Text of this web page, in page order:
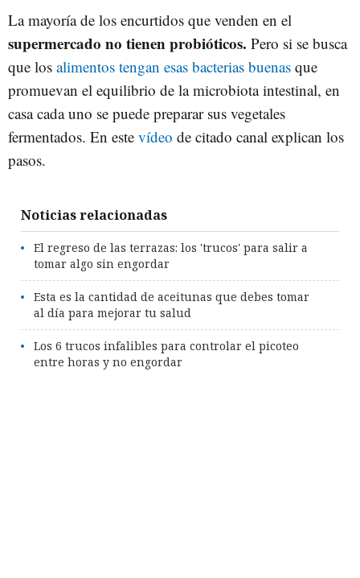
La mayoría de los encurtidos que venden en el
supermercado no tienen probióticos. Pero si se busca
que los alimentos tengan esas bacterias buenas que
promuevan el equilibrio de la microbiota intestinal, en
casa cada uno se puede preparar sus vegetales
fermentados. En este vídeo de citado canal explican los
pasos.
Noticias relacionadas
El regreso de las terrazas: los 'trucos' para salir a
tomar algo sin engordar
Esta es la cantidad de aceitunas que debes tomar
al día para mejorar tu salud
Los 6 trucos infalibles para controlar el picoteo
entre horas y no engordar